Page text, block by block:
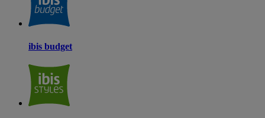
ibis budget